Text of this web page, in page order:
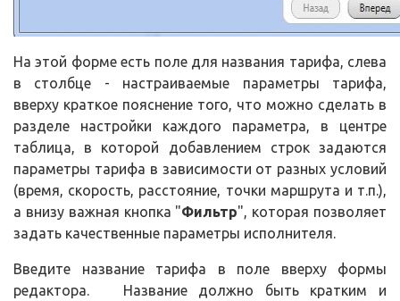
На этой форме есть поле для названия тарифа, слева
в столбце - настраиваемые параметры тарифа,
вверху краткое пояснение того, что можно сделать в
разделе настройки каждого параметра, в центре
таблица, в которой добавлением строк задаются
параметры тарифа в зависимости от разных условий
(время, скорость, расстояние, точки маршрута и т.п.),
а внизу важная кнопка "Фильтр", которая позволяет
задать качественные параметры исполнителя.
Введите название тарифа в поле вверху формы
редактора. Название должно быть кратким и